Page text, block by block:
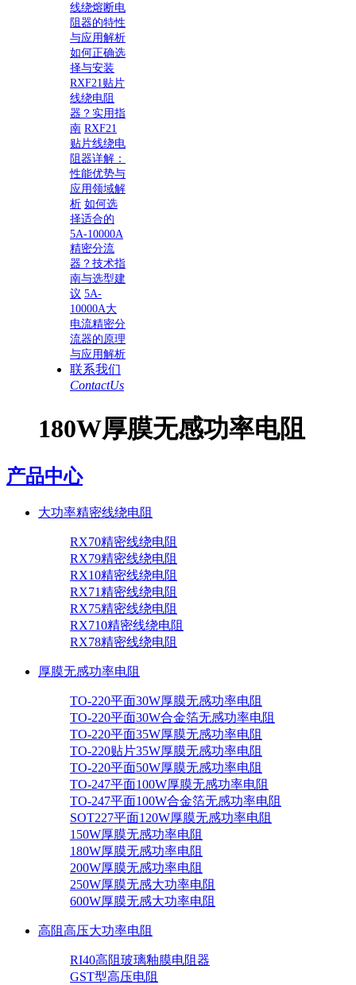
线绕熔断电
阻器的特性
与应用解析
如何正确选
择与安装
RXF21贴片
线绕电阻
器？实用指
南 RXF21
贴片线绕电
阻器详解：
性能优势与
应用领域解
析 如何选
择适合的
5A-10000A
精密分流
器？技术指
南与选型建
议 5A-
10000A大
电流精密分
流器的原理
与应用解析
联系我们
ContactUs
180W厚膜无感功率电阻
产品中心
大功率精密线绕电阻
RX70精密线绕电阻
RX79精密线绕电阻
RX10精密线绕电阻
RX71精密线绕电阻
RX75精密线绕电阻
RX710精密线绕电阻
RX78精密线绕电阻
厚膜无感功率电阻
TO-220平面30W厚膜无感功率电阻
TO-220平面30W合金箔无感功率电阻
TO-220平面35W厚膜无感功率电阻
TO-220贴片35W厚膜无感功率电阻
TO-220平面50W厚膜无感功率电阻
TO-247平面100W厚膜无感功率电阻
TO-247平面100W合金箔无感功率电阻
SOT227平面120W厚膜无感功率电阻
150W厚膜无感功率电阻
180W厚膜无感功率电阻
200W厚膜无感功率电阻
250W厚膜无感大功率电阻
600W厚膜无感大功率电阻
高阻高压大功率电阻
RI40高阻玻璃釉膜电阻器
GST型高压电阻